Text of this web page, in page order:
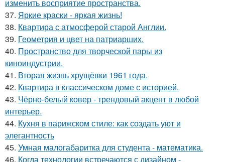
изменить восприятие пространства.
37. Яркие краски - яркая жизнь!
38. Квартира с атмосферой старой Англии.
39. Геометрия и цвет на патриарших.
40. Пространство для творческой пары из
киноиндустрии.
41. Вторая жизнь хрущёвки 1961 года.
42. Квартира в классическом доме с историей.
43. Чёрно-белый ковер - трендовый акцент в любой
интерьер.
44. Кухня в парижском стиле: как создать уют и
элегантность
45. Умная малогабаритка для студента - математика.
46. Когда технологии встречаются с дизайном -